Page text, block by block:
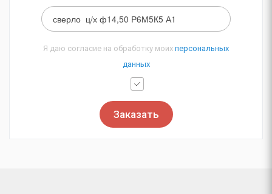
Я даю согласие на обработку моих персональных
данных
Заказать